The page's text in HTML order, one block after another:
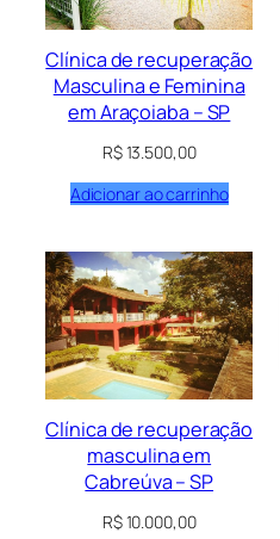
Clínica de recuperação
Masculina e Feminina
em Araçoiaba – SP
R$13.500,00
Adicionar ao carrinho
Clínica de recuperação
masculina em
Cabreúva – SP
R$10.000,00